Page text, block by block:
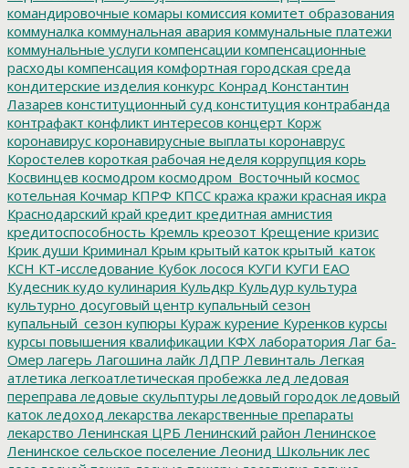
командировочные комары комиссия комитет образования
коммуналка коммунальная авария коммунальные платежи
коммунальные услуги компенсации компенсационные
расходы компенсация комфортная городская среда
кондитерские изделия конкурс Конрад Константин
Лазарев конституционный суд конституция контрабанда
контрафакт конфликт интересов концерт Корж
коронавирус коронавирусные выплаты коронаврус
Коростелев короткая рабочая неделя коррупция корь
Косвинцев космодром космодром_Восточный космос
котельная Кочмар КПРФ КПСС кража кражи красная икра
Краснодарский край кредит кредитная амнистия
кредитоспособность Кремль креозот Крещение кризис
Крик души Криминал Крым крытый каток крытый_каток
КСН КТ-исследование Кубок лосося КУГИ КУГИ ЕАО
Кудесник кудо кулинария Кульдкр Кульдур культура
культурно досуговый центр купальный сезон
купальный_сезон купюры Кураж курение Куренков курсы
курсы повышения квалификации КФХ лаборатория Лаг ба-
Омер лагерь Лагошина лайк ЛДПР Левинталь Легкая
атлетика легкоатлетическая пробежка лед ледовая
переправа ледовые скульптуры ледовый городок ледовый
каток ледоход лекарства лекарственные препараты
лекарство Ленинская ЦРБ Ленинский район Ленинское
Ленинское сельское поселение Леонид Школьник лес